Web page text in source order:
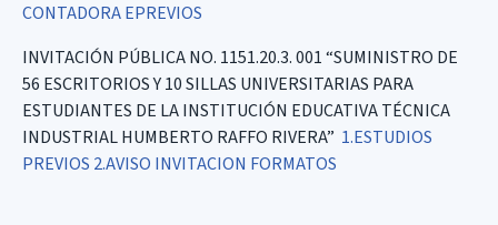
CONTADORAEPREVIOS
INVITACIÓN PÚBLICA NO. 1151.20.3. 001 “SUMINISTRO DE
56 ESCRITORIOS Y 10 SILLAS UNIVERSITARIAS PARA
ESTUDIANTES DE LA INSTITUCIÓN EDUCATIVA TÉCNICA
INDUSTRIAL HUMBERTO RAFFO RIVERA” 1.ESTUDIOS
PREVIOS 2.AVISO INVITACION FORMATOS